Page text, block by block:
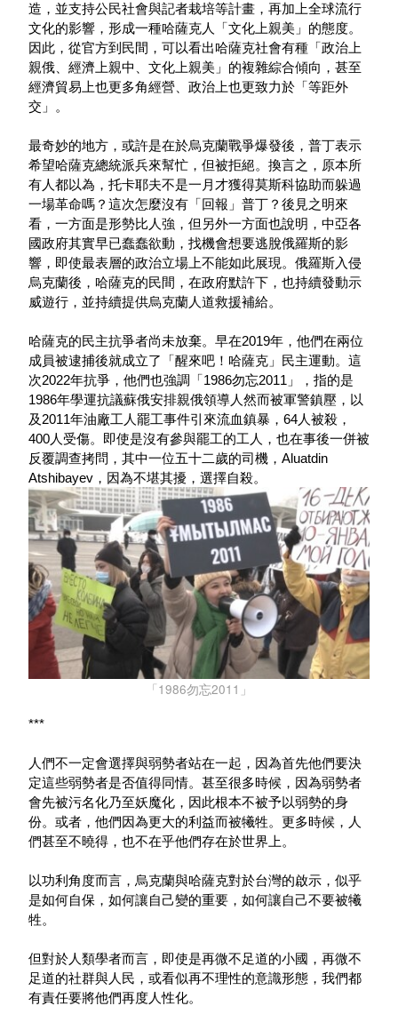
造，並支持公民社會與記者栽培等計畫，再加上全球流行
文化的影響，形成一種哈薩克人「文化上親美」的態度。
因此，從官方到民間，可以看出哈薩克社會有種「政治上
親俄、經濟上親中、文化上親美」的複雜綜合傾向，甚至
經濟貿易上也更多角經營、政治上也更致力於「等距外
交」。
最奇妙的地方，或許是在於烏克蘭戰爭爆發後，普丁表示
希望哈薩克總統派兵來幫忙，但被拒絕。換言之，原本所
有人都以為，托卡耶夫不是一月才獲得莫斯科協助而躲過
一場革命嗎？這次怎麼沒有「回報」普丁？後見之明來
看，一方面是形勢比人強，但另外一方面也說明，中亞各
國政府其實早已蠢蠢欲動，找機會想要逃脫俄羅斯的影
響，即使最表層的政治立場上不能如此展現。 俄羅斯入侵
烏克蘭後，哈薩克的民間，在政府默許下，也持續發動示
威遊行，並持續提供烏克蘭人道救援補給。
哈薩克的民主抗爭者尚未放棄。早在2019年，他們在兩位
成員被逮捕後就成立了「醒來吧！哈薩克」民主運動。這
次2022年抗爭，他們也強調「1986勿忘2011」，指的是
1986年學運抗議蘇俄安排親俄領導人然而被軍警鎮壓，以
及2011年油廠工人罷工事件引來流血鎮暴，64人被殺，
400人受傷。即使是沒有參與罷工的工人，也在事後一併被
反覆調查拷問，其中一位五十二歲的司機，Aluatdin
Atshibayev，因為不堪其擾，選擇自殺。
「1986勿忘2011」
***
人們不一定會選擇與弱勢者站在一起，因為首先他們要決
定這些弱勢者是否值得同情。甚至很多時候，因為弱勢者
會先被污名化乃至妖魔化，因此根本不被予以弱勢的身
份。或者，他們因為更大的利益而被犧牲。更多時候，人
們甚至不曉得，也不在乎他們存在於世界上。
以功利角度而言，烏克蘭與哈薩克對於台灣的啟示，似乎
是如何自保，如何讓自己變的重要，如何讓自己不要被犧
牲。
但對於人類學者而言，即使是再微不足道的小國，再微不
足道的社群與人民，或看似再不理性的意識形態，我們都
有責任要將他們再度人性化。